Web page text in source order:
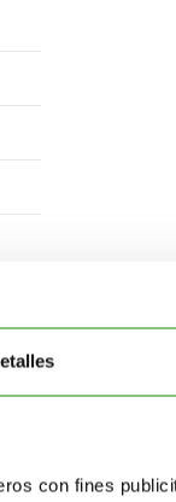
con fines